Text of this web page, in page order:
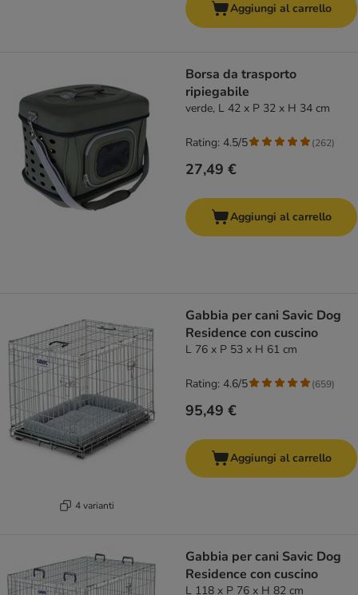
Aggiungi al carrello
Borsa da trasporto
ripiegabile
verde, L 42 x P 32 x H 34 cm
27,49 €
Rating: 4.5/5 (262)
Aggiungi al carrello
4 varianti
Gabbia per cani Savic Dog
Residence con cuscino
L 76 x P 53 x H 61 cm
95,49 €
Rating: 4.6/5 (659)
Aggiungi al carrello
Gabbia per cani Savic Dog
Residence con cuscino
L 118 x P 76 x H 82 cm